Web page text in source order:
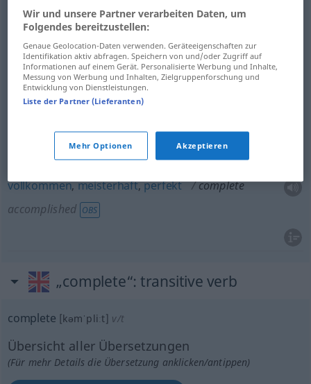
vollzählig
be-,vollendet, fertig,perfekt complete finished
vollständig complete flower
vollkommen,meisterhaft,perfekt
complete
accomplished OBS
„complete“: transitive verb
complete [kəmˈpliːt] v/t
Übersicht aller Übersetzungen
(Für mehr Details die Übersetzung anklicken/antippen)
Wir und unsere Partner verarbeiten Daten, um
Folgendes bereitzustellen:
Genaue Geolocation-Daten verwenden. Geräteeigenschaften zur
Identifikation aktiv abfragen. Speichern von und/oder Zugriff auf
Informationen auf einem Gerät. Personalisierte Werbung und Inhalte,
Messung von Werbung und Inhalten, Zielgruppenforschung und
Entwicklung von Dienstleistungen.
Liste der Partner (Lieferanten)
Mehr Optionen Akzeptieren